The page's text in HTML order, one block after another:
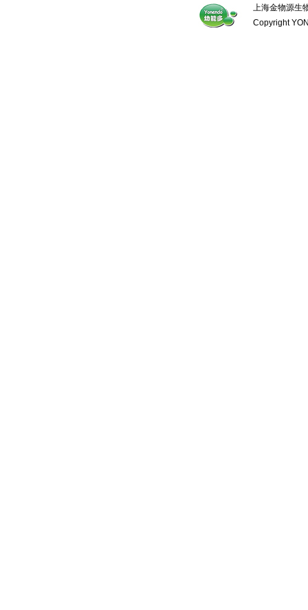
上海金物源生
Copyright